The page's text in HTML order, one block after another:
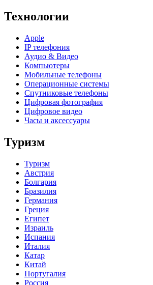
Технологии
Apple
IP телефония
Аудио & Видео
Компьютеры
Мобильные телефоны
Операционные системы
Спутниковые телефоны
Цифровая фотография
Цифровое видео
Часы и аксессуары
Туризм
Туризм
Австрия
Болгария
Бразилия
Германия
Греция
Египет
Израиль
Испания
Италия
Катар
Китай
Португалия
Россия